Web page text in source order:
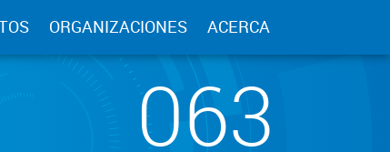
ORGANIZACIONES ACERCA
063